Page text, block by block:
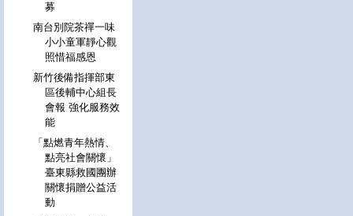
募
南台別院茶禪一味
小小童軍靜心觀
照惜福感恩
新竹後備指揮部東
區後輔中心組長
會報 強化服務效
能
「點燃青年熱情、
點亮社會關懷」
臺東縣救國團辦
關懷捐贈公益活
動